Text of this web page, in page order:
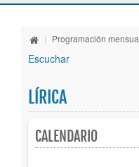
Espacios culturales
Actividades
Publicaciones
| Programación
Escuchar
LÍRICA
CALENDARIO